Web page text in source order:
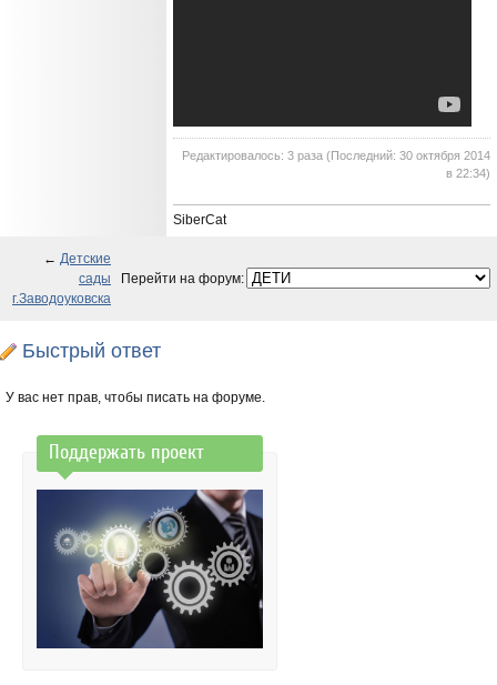
Редактировалось: 3 раза (Последний: 30 октября 2014
в 22:34)
SiberCat
← Детские
сады
г.Заводоуковска
Перейти на форум:
Быстрый ответ
У вас нет прав, чтобы писать на форуме.
Поддержать проект